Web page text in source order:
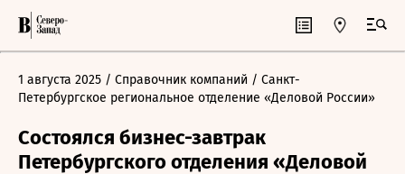
1 августа 2025 / Справочник компаний / Санкт-
Петербургское региональное отделение «Деловой России»
Состоялся бизнес-завтрак
Петербургского отделения «Деловой